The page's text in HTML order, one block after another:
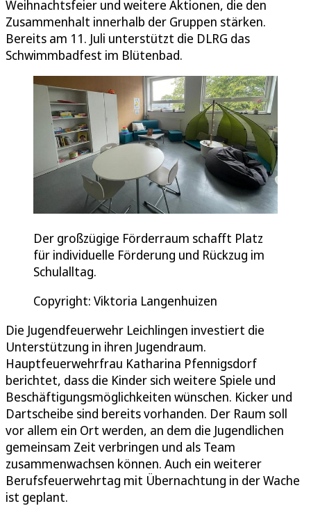
Weihnachtsfeier und weitere Aktionen, die den
Zusammenhalt innerhalb der Gruppen stärken.
Bereits am 11. Juli unterstützt die DLRG das
Schwimmbadfest im Blütenbad.
Der großzügige Förderraum schafft Platz
für individuelle Förderung und Rückzug im
Schulalltag.
Copyright: Viktoria Langenhuizen
Die Jugendfeuerwehr Leichlingen investiert die
Unterstützung in ihren Jugendraum.
Hauptfeuerwehrfrau Katharina Pfennigsdorf
berichtet, dass die Kinder sich weitere Spiele und
Beschäftigungsmöglichkeiten wünschen. Kicker und
Dartscheibe sind bereits vorhanden. Der Raum soll
vor allem ein Ort werden, an dem die Jugendlichen
gemeinsam Zeit verbringen und als Team
zusammenwachsen können. Auch ein weiterer
Berufsfeuerwehrtag mit Übernachtung in der Wache
ist geplant.